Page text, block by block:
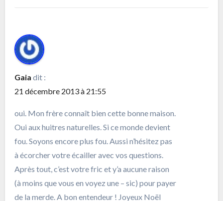
Gaia dit :
21 décembre 2013 à 21:55
oui. Mon frère connaît bien cette bonne maison.
Oui aux huitres naturelles. Si ce monde devient
fou. Soyons encore plus fou. Aussi n’hésitez pas
à écorcher votre écailler avec vos questions.
Après tout, c’est votre fric et y’a aucune raison
(à moins que vous en voyez une – sic) pour payer
de la merde. A bon entendeur ! Joyeux Noël